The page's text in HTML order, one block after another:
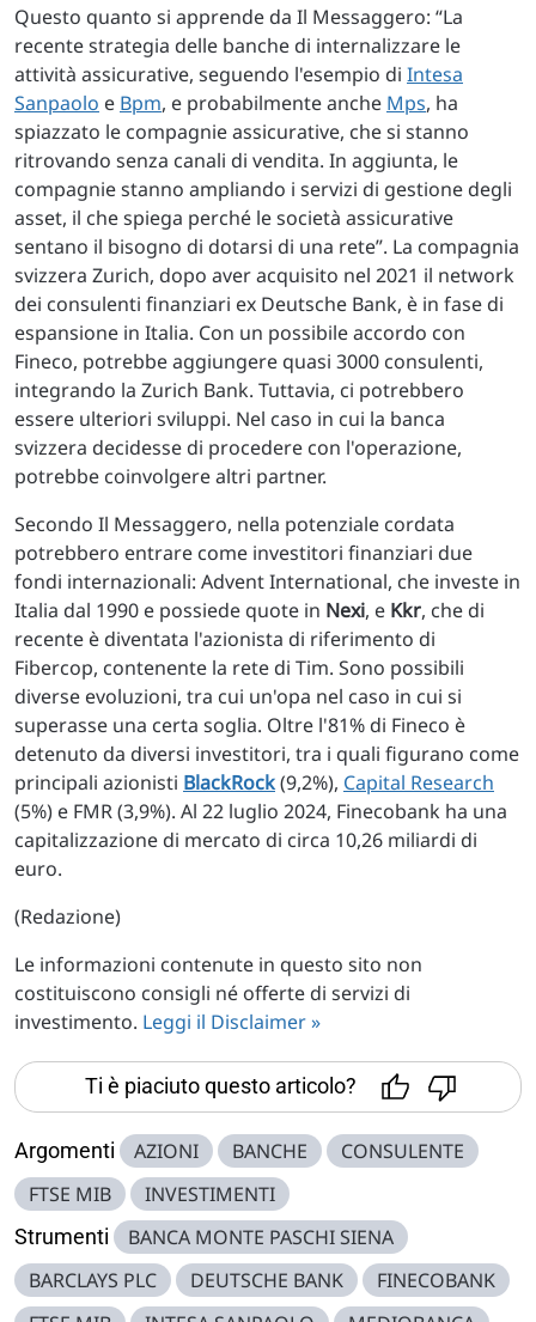
Questo quanto si apprende da Il Messaggero: “La
recente strategia delle banche di internalizzare le
attività assicurative, seguendo l'esempio di Intesa
Sanpaolo e Bpm, e probabilmente anche Mps, ha
spiazzato le compagnie assicurative, che si stanno
ritrovando senza canali di vendita. In aggiunta, le
compagnie stanno ampliando i servizi di gestione degli
asset, il che spiega perché le società assicurative
sentano il bisogno di dotarsi di una rete”. La compagnia
svizzera Zurich, dopo aver acquisito nel 2021 il network
dei consulenti finanziari ex Deutsche Bank, è in fase di
espansione in Italia. Con un possibile accordo con
Fineco, potrebbe aggiungere quasi 3000 consulenti,
integrando la Zurich Bank. Tuttavia, ci potrebbero
essere ulteriori sviluppi. Nel caso in cui la banca
svizzera decidesse di procedere con l'operazione,
potrebbe coinvolgere altri partner.
Secondo Il Messaggero, nella potenziale cordata
potrebbero entrare come investitori finanziari due
fondi internazionali: Advent International, che investe in
Italia dal 1990 e possiede quote in Nexi, e Kkr, che di
recente è diventata l'azionista di riferimento di
Fibercop, contenente la rete di Tim. Sono possibili
diverse evoluzioni, tra cui un'opa nel caso in cui si
superasse una certa soglia. Oltre l'81% di Fineco è
detenuto da diversi investitori, tra i quali figurano come
principali azionisti BlackRock(9,2%), Capital Research
(5%) e FMR (3,9%). Al 22 luglio 2024, Finecobank ha una
capitalizzazione di mercato di circa 10,26 miliardi di
euro.
(Redazione)
Le informazioni contenute in questo sito non
costituiscono consigli né offerte di servizi di
investimento. Leggi il Disclaimer »
Ti è piaciuto questo articolo?
Argomenti AZIONI BANCHE
CONSULENTE
FTSE MIB
INVESTIMENTI
Strumenti
BANCA MONTE PASCHI SIENA
BARCLAYS PLC
DEUTSCHE BANK
FINECOBANK